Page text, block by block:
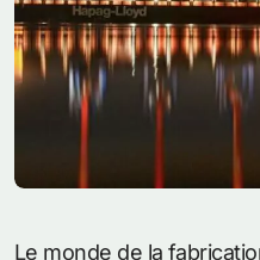
Le monde de la fabrication et de la sous-traitance a